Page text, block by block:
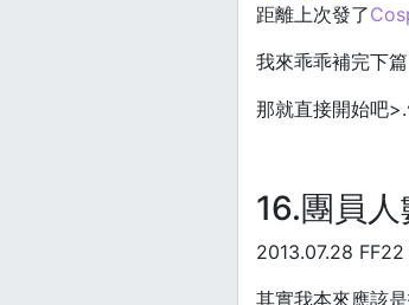
距離上次發了
我來乖乖補完下
那就直接開始吧
16.團員
2013.07.28
其實我本來應該